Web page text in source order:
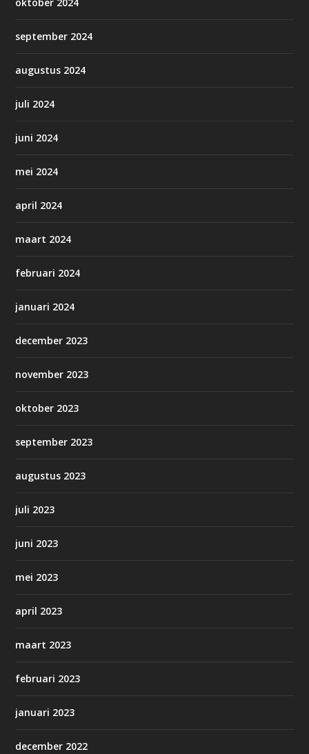
oktober 2024
september 2024
augustus 2024
juli 2024
juni 2024
mei 2024
april 2024
maart 2024
februari 2024
januari 2024
december 2023
november 2023
oktober 2023
september 2023
augustus 2023
juli 2023
juni 2023
mei 2023
april 2023
maart 2023
februari 2023
januari 2023
december 2022